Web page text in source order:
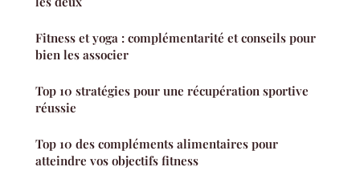
Fitness et yoga : complémentarité et conseils pour
bien les associer
Top 10 stratégies pour une récupération sportive
réussie
Top 10 des compléments alimentaires pour
atteindre vos objectifs fitness